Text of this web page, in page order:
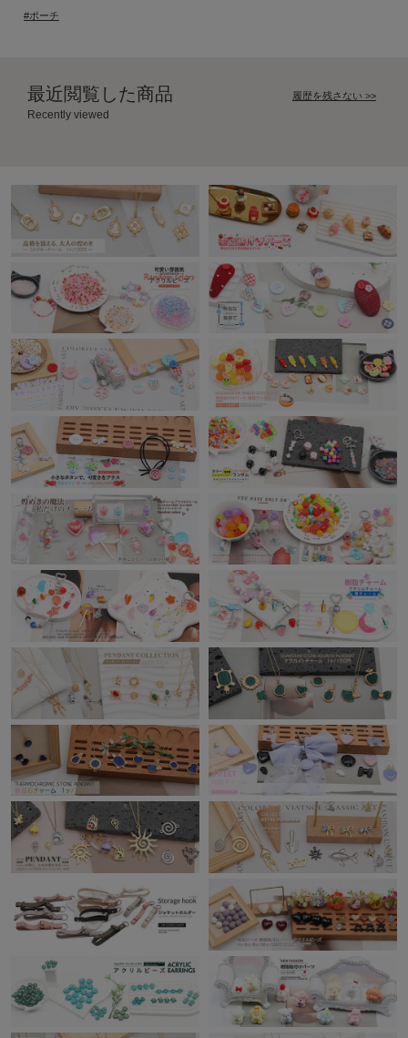
#ポーチ
最近閲覧した商品
Recently viewed
履歴を残さない >>